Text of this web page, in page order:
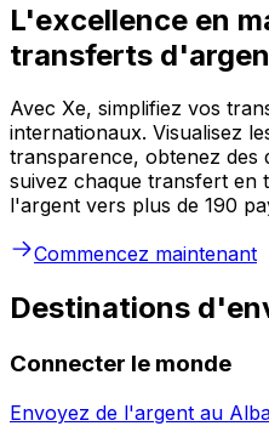
L'excellence en
transferts
Avec Xe, simplifiez vos
internationaux. Visualisez
transparence, obtenez des
suivez chaque transfert en
l'argent vers plus de 190
Commencez maintenant
Destinations
Connecter le monde
Envoyez de l'argent au